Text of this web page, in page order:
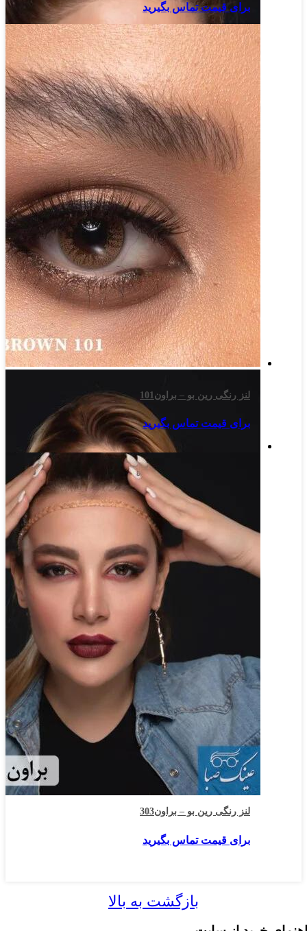
برای قیمت تماس بگیرید
لنز رنگی رین بو – براون101
برای قیمت تماس بگیرید
لنز رنگی رین بو – براون303
برای قیمت تماس بگیرید
بازگشت به بالا